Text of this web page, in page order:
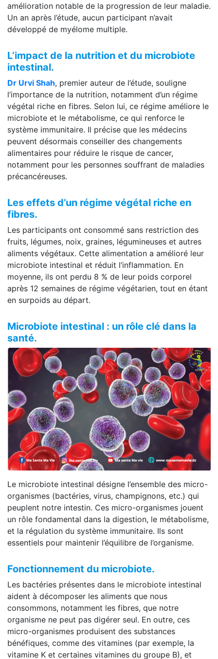
amélioration notable de la progression de leur maladie.
Un an après l’étude, aucun participant n’avait
développé de myélome multiple.
L’impact de la nutrition et du microbiote
intestinal.
Dr Urvi Shah, premier auteur de l’étude, souligne
l’importance de la nutrition, notamment d’un régime
végétal riche en fibres. Selon lui, ce régime améliore le
microbiote et le métabolisme, ce qui renforce le
système immunitaire. Il précise que les médecins
peuvent désormais conseiller des changements
alimentaires pour réduire le risque de cancer,
notamment pour les personnes souffrant de maladies
précancéreuses.
Les effets d’un régime végétal riche en
fibres.
Les participants ont consommé sans restriction des
fruits, légumes, noix, graines, légumineuses et autres
aliments végétaux. Cette alimentation a amélioré leur
microbiote intestinal et réduit l’inflammation. En
moyenne, ils ont perdu 8 % de leur poids corporel
après 12 semaines de régime végétarien, tout en étant
en surpoids au départ.
Microbiote intestinal : un rôle clé dans la
santé.
Le microbiote intestinal désigne l’ensemble des micro-
organismes (bactéries, virus, champignons, etc.) qui
peuplent notre intestin. Ces micro-organismes jouent
un rôle fondamental dans la digestion, le métabolisme,
et la régulation du système immunitaire. Ils sont
essentiels pour maintenir l’équilibre de l’organisme.
Fonctionnement du microbiote.
Les bactéries présentes dans le microbiote intestinal
aident à décomposer les aliments que nous
consommons, notamment les fibres, que notre
organisme ne peut pas digérer seul. En outre, ces
micro-organismes produisent des substances
bénéfiques, comme des vitamines (par exemple, la
vitamine K et certaines vitamines du groupe B), et